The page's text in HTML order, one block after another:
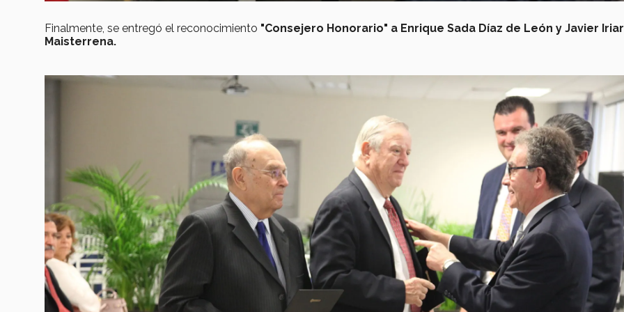
Finalmente, se entregó el reconocimiento "Consejero Honorario" a Enrique Sada Díaz de León y Javier
Maisterrena.